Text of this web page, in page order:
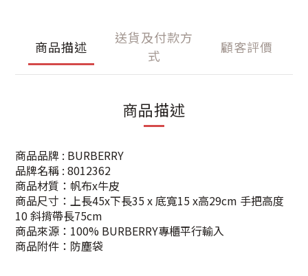
商品描述
送貨及付款方
式
顧客評價
商品描述
商品品牌 : BURBERRY
品牌名稱 : 8012362
商品材質：帆布x牛皮
商品尺寸：上長45x下長35 x 底寬15 x高29cm 手把高度
10 斜揹帶長75cm
商品來源：100% BURBERRY專櫃平行輸入
商品附件：防塵袋